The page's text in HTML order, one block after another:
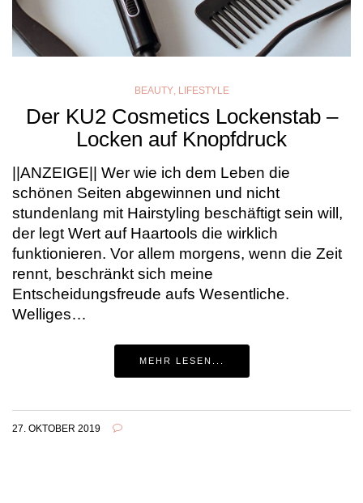
BEAUTY, LIFESTYLE
Der KU2 Cosmetics Lockenstab –
Locken auf Knopfdruck
||ANZEIGE|| Wer wie ich dem Leben die
schönen Seiten abgewinnen und nicht
stundenlang mit Hairstyling beschäftigt sein will,
der legt Wert auf Haartools die wirklich
funktionieren. Vor allem morgens, wenn die Zeit
rennt, beschränkt sich meine
Entscheidungsfreude aufs Wesentliche.
Welliges…
MEHR LESEN...
27. OKTOBER 2019